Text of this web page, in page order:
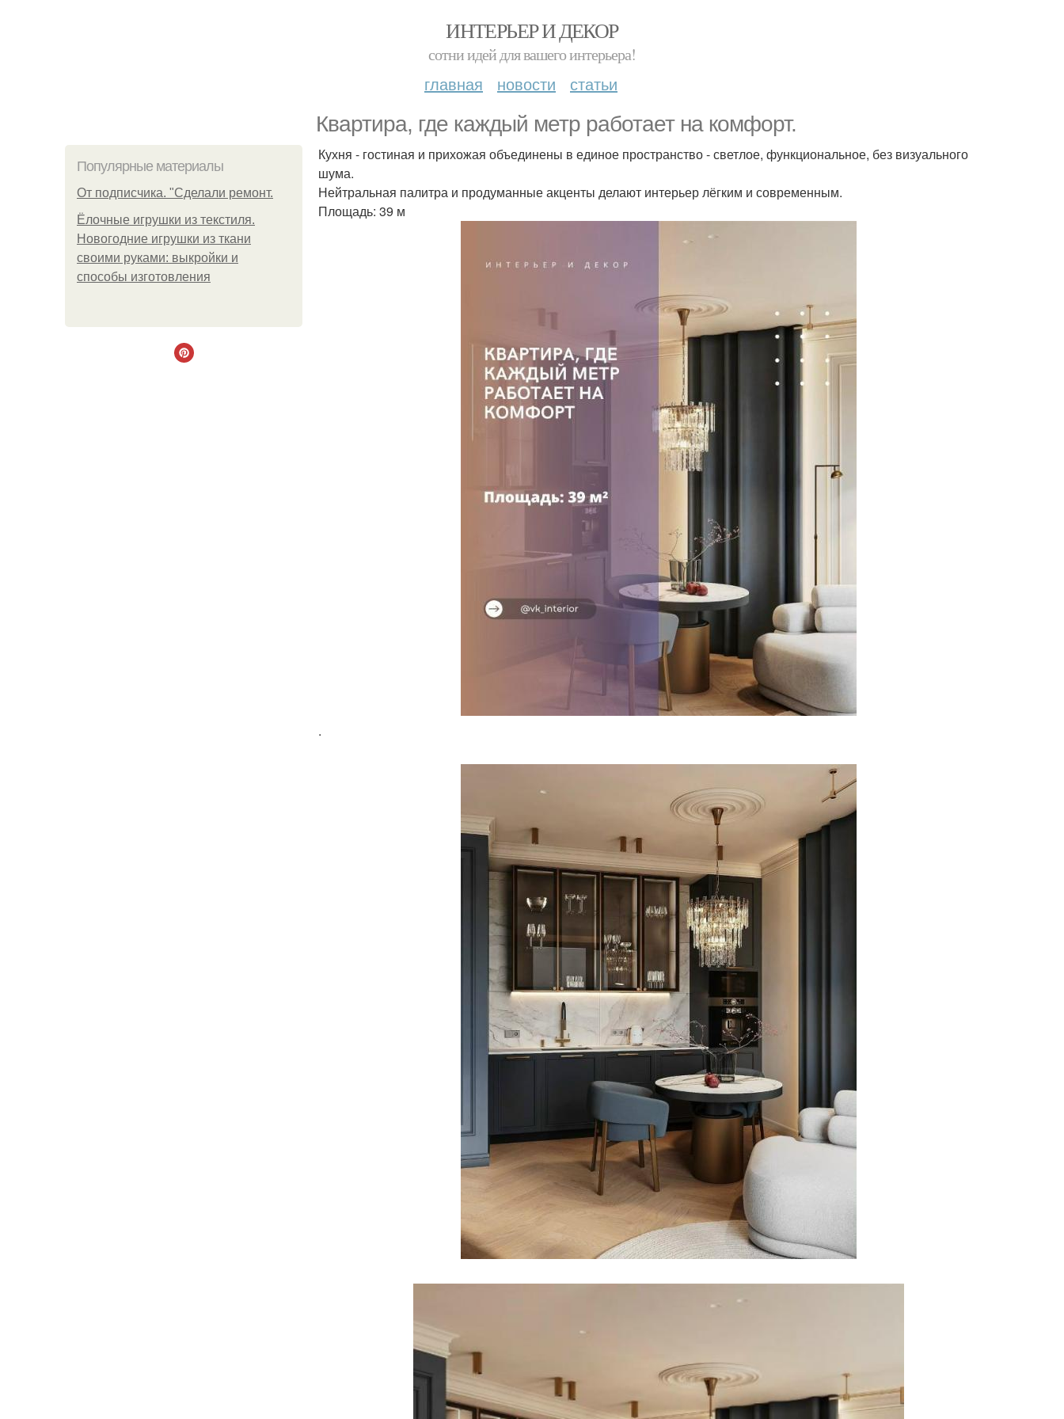
ИНТЕРЬЕР И ДЕКОР
сотни идей для вашего интерьера!
главная новости статьи
Квартира, где каждый метр работает на комфорт.
Популярные материалы
От подписчика. "Сделали ремонт.
Ёлочные игрушки из текстиля.
Новогодние игрушки из ткани
своими руками: выкройки и
способы изготовления
Кухня - гостиная и прихожая объединены в единое пространство - светлое, функциональное, без визуального
шума.
Нейтральная палитра и продуманные акценты делают интерьер лёгким и современным.
Площадь: 39 м
.